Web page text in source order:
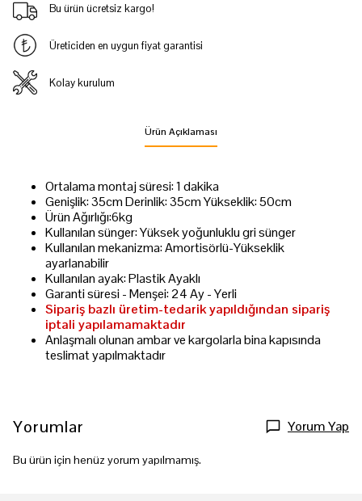
Bu ürün ücretsiz kargo!
Üreticiden en uygun fiyat garantisi
Kolay kurulum
Ürün Açıklaması
Ortalama montaj süresi: 1 dakika
Genişlik: 35cm Derinlik: 35cm Yükseklik: 50cm
Ürün Ağırlığı:6kg
Kullanılan sünger: Yüksek yoğunluklu gri sünger
Kullanılan mekanizma: Amortisörlü-Yükseklik
ayarlanabilir
Kullanılan ayak: Plastik Ayaklı
Garanti süresi - Menşei: 24 Ay - Yerli
Sipariş bazlı üretim-tedarik yapıldığından sipariş
iptali yapılamamaktadır
Anlaşmalı olunan ambar ve kargolarla bina kapısında
teslimat yapılmaktadır
Yorumlar Yorum Yap
Bu ürün için henüz yorum yapılmamış.